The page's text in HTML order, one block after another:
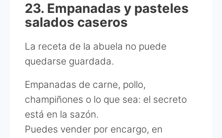
23. Empanadas y pasteles
salados caseros
La receta de la abuela no puede
quedarse guardada.
Empanadas de carne, pollo,
champiñones o lo que sea: el secreto
está en la sazón.
Puedes vender por encargo, en